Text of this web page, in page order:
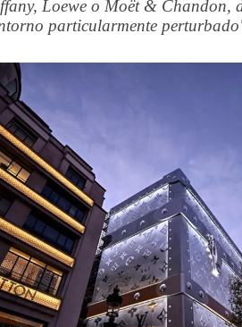
Loewe o Moët & Chandon,
particularmente